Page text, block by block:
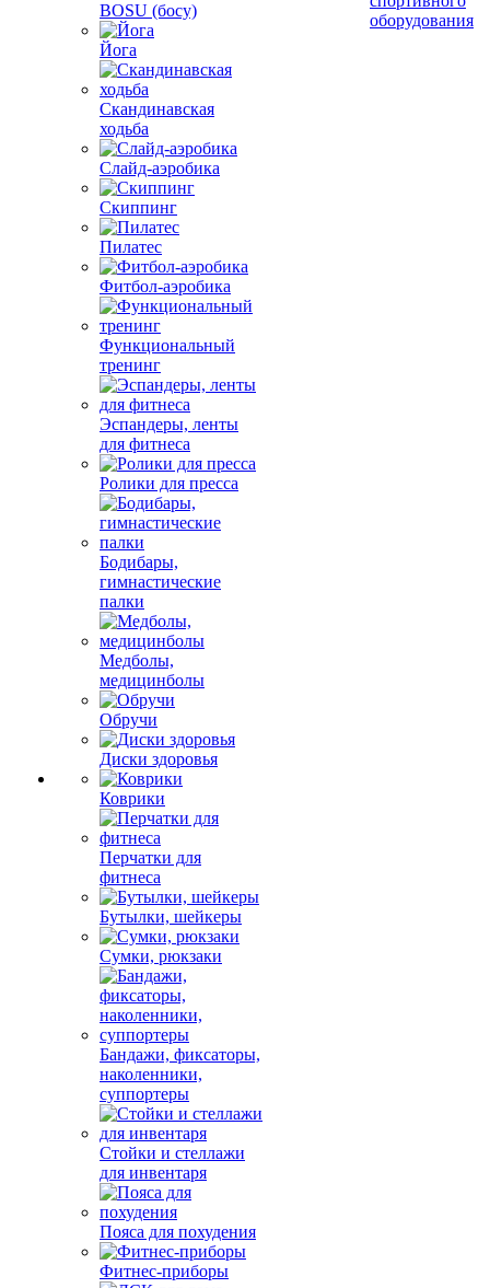
BOSU (босу)
Йога
Скандинавская
ходьба
Слайд-аэробика
Скиппинг
Пилатес
Фитбол-аэробика
Функциональный
тренинг
Эспандеры, ленты
для фитнеса
Ролики для пресса
Бодибары,
гимнастические
палки
Медболы,
медицинболы
Обручи
Диски здоровья
Коврики
Перчатки для
фитнеса
Бутылки, шейкеры
Сумки, рюкзаки
Бандажи, фиксаторы,
наколенники,
суппортеры
Стойки и стеллажи
для инвентаря
Пояса для похудения
Фитнес-приборы
оборудования